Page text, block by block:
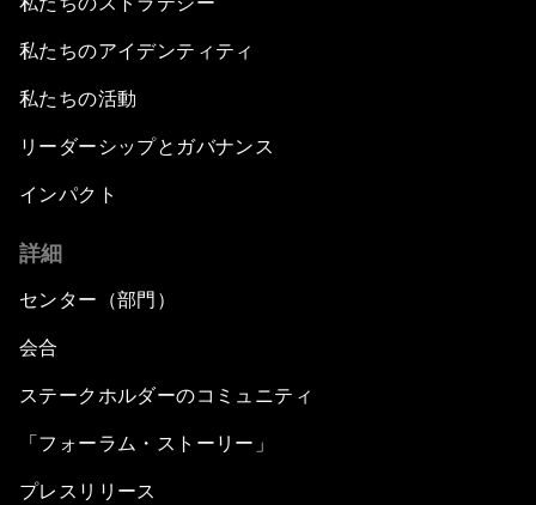
私たちのアイデンティティ
私たちの活動
リーダーシップとガバナンス
インパクト
詳細
センター（部門）
会合
ステークホルダーのコミュニティ
「フォーラム・ストーリー」
プレスリリース